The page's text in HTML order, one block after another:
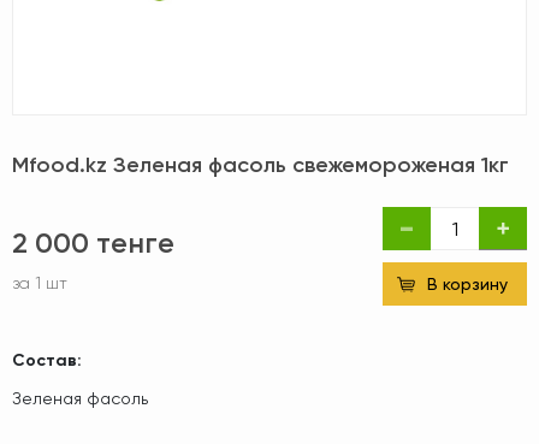
Mfood.kz Зеленая фасоль свежемороженая 1кг
2 000 тенге
за 1 шт В корзину
Состав:
Зеленая фасоль